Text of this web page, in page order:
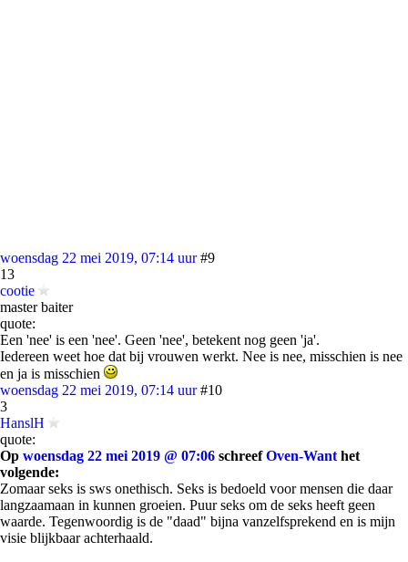
woensdag 22 mei 2019, 07:14 uur #9
13
cootie
master baiter
quote:
Een 'nee' is een 'nee'. Geen 'nee', betekent nog geen 'ja'.
Iedereen weet hoe dat bij vrouwen werkt. Nee is nee, misschien is nee
en ja is misschien
woensdag 22 mei 2019, 07:14 uur #10
3
HanslH
quote:
Op woensdag 22 mei 2019 @ 07:06 schreefOven-Want het
volgende:
Zomaar seks is sws onethisch. Seks is bedoeld voor mensen die daar
langzaamaan in kunnen groeien. Puur seks om de seks heeft geen
waarde. Tegenwoordig is de "daad" bijna vanzelfsprekend en is mijn
visie blijkbaar achterhaald.